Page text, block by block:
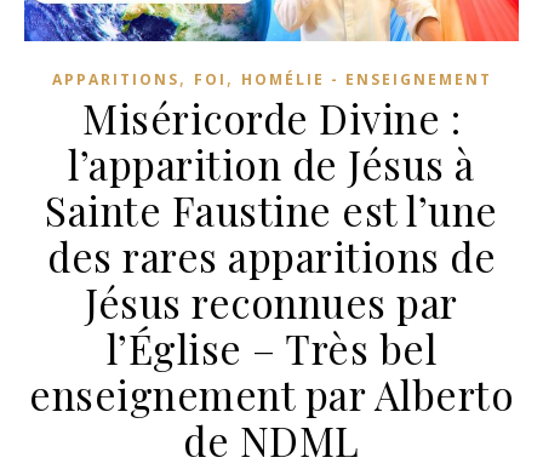
APPARITIONS, FOI , HOMÉLIE - ENSEIGNEMENT
Miséricorde Divine :
l’apparition de Jésus à
Sainte Faustine est l’une
des rares apparitions de
Jésus reconnues par
l’Église – Très bel
enseignement par Alberto
de NDML